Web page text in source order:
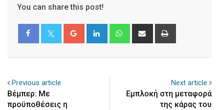
You can share this post!
Google+ LinkedIn WhatsappShare
Previous article
Βέμπερ: Με
προϋποθέσεις η
Next article
Εμπλοκή στη μεταφορά
της κάρας του